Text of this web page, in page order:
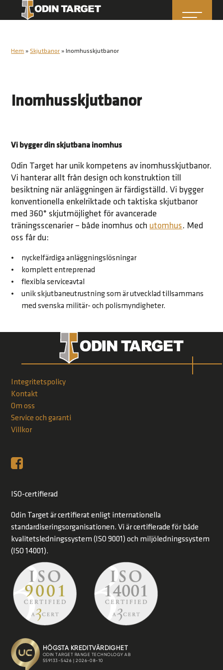
Hem »Skjutbanor »Inomhusskjutbanor
Inomhusskjutbanor
Vi bygger din skjutbana inomhus
Odin Target har unik kompetens av inomhusskjutbanor.
Vi hanterar allt från design och konstruktion till
besiktning när anläggningen är färdigställd. Vi bygger
konventionella enkelriktade och taktiska skjutbanor
med 360° skjutmöjlighet för avancerade
träningsscenarier – både inomhus och utomhus. Med
oss får du:
nyckelfärdiga anläggningslösningar
komplett entreprenad
flexiblaserviceavtal
unik skjutbaneutrustning som är utvecklad tillsammans
med svenska militär- och polismyndigheter.
Integritetspolicy
Kontakt
Om oss
Service och garanti
Villkor
ISO-certifierad
Odin Target är certifierat enligt internationella
standardiseringsorganisationen. Vi är certifierade för både
kvalitetsledningssystem (ISO 9001) och miljöledningssystem
(ISO 14001).